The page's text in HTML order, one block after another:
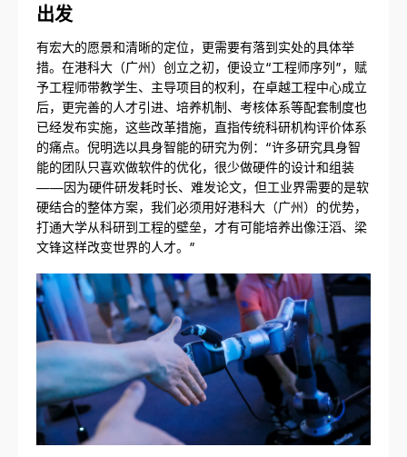
出发
有宏大的愿景和清晰的定位，更需要有落到实处的具体举
措。在港科大（广州）创立之初，便设立“工程师序列”，赋
予工程师带教学生、主导项目的权利，在卓越工程中心成立
后，更完善的人才引进、培养机制、考核体系等配套制度也
已经发布实施，这些改革措施，直指传统科研机构评价体系
的痛点。倪明选以具身智能的研究为例：“许多研究具身智
能的团队只喜欢做软件的优化，很少做硬件的设计和组装
——因为硬件研发耗时长、难发论文，但工业界需要的是软
硬结合的整体方案，我们必须用好港科大（广州）的优势，
打通大学从科研到工程的壁垒，才有可能培养出像汪滔、梁
文锋这样改变世界的人才。”